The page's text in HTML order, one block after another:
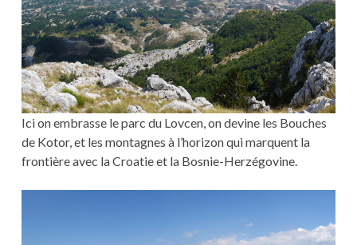
Ici on embrasse le parc du Lovcen, on devine les Bouches
de Kotor, et les montagnes à l’horizon qui marquent la
frontière avec la Croatie et la Bosnie-Herzégovine.